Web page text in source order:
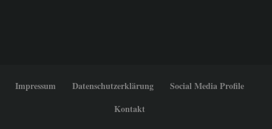
Impressum Datenschutzerklärung
Social Media Profile
Kontakt